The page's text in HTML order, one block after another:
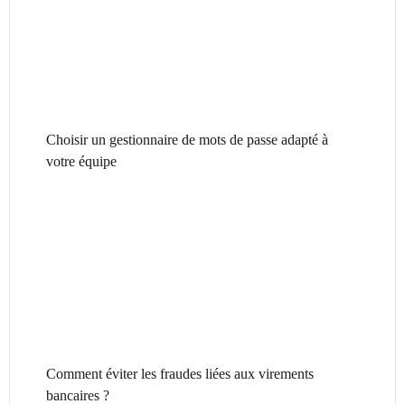
Choisir un gestionnaire de mots de passe adapté à
votre équipe
Comment éviter les fraudes liées aux virements
bancaires ?